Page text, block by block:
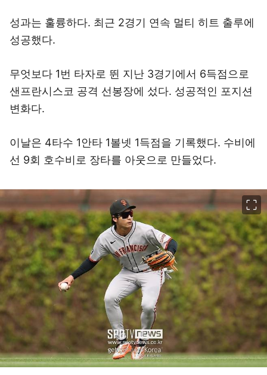
성과는 훌륭하다. 최근 2경기 연속 멀티 히트 출루에
성공했다.
무엇보다 1번 타자로 뛴 지난 3경기에서 6득점으로
샌프란시스코 공격 선봉장에 섰다. 성공적인 포지션
변화다.
이날은 4타수 1안타 1볼넷 1득점을 기록했다. 수비에
선 9회 호수비로 장타를 아웃으로 만들었다.